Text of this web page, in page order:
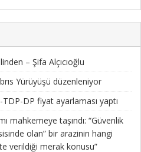
– Şifa Alçıcıoğlu
Yürüyüşü düzenleniyor
DP fiyat ayarlaması yaptı
mahkemeye taşındı: “Güvenlik
olan” bir arazinin hangi
verildiği merak konusu”